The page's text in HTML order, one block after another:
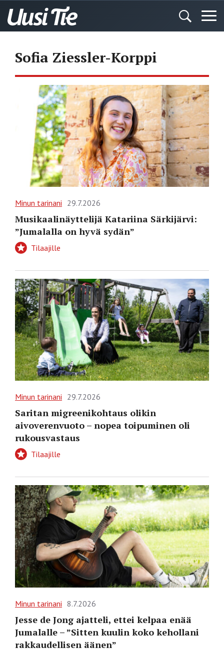
Sofia Ziessler-Korppi
Minun tarinani 29.7.2026
Musikaalinäyttelijä Katariina Särkijärvi:
”Jumalalla on hyvä sydän”
Tilaajille
Minun tarinani 29.7.2026
Saritan migreenikohtaus olikin
aivoverenvuoto – nopea toipuminen oli
rukousvastaus
Tilaajille
Minun tarinani 8.7.2026
Jesse de Jong ajatteli, ettei kelpaa enää
Jumalalle – ”Sitten kuulin koko kehollani
rakkaudellisen äänen”